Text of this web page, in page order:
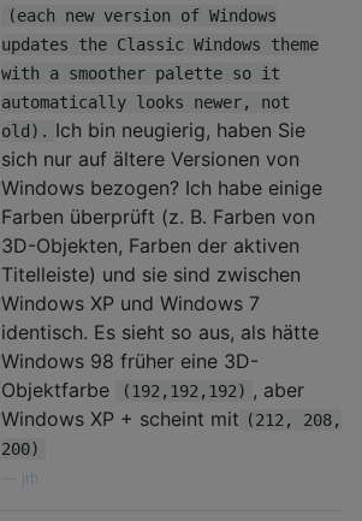
(each new version of Windows
updates the Classic Windows theme
with a smoother palette so it
automatically looks newer, not
old). Ich bin neugierig, haben Sie
sich nur auf ältere Versionen von
Windows bezogen? Ich habe einige
Farben überprüft (z. B. Farben von
3D-Objekten, Farben der aktiven
Titelleiste) und sie sind zwischen
Windows XP und Windows 7
identisch. Es sieht so aus, als hätte
Windows 98 früher eine 3D-
Objektfarbe
(192,192,192) , aber
Windows XP + scheint mit (212, 208,
200)
jrh